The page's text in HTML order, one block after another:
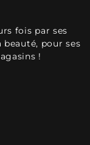
fois par ses
pour ses
!